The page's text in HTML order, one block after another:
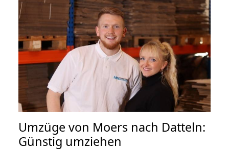
Umzüge von Moers nach Datteln:
Günstig umziehen